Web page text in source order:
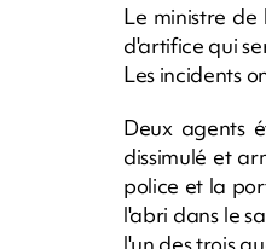
Le ministre
d'artifice qui
Les incidents
Deux agents
dissimulé et
police et la
l'abri dans le
l'un des trois